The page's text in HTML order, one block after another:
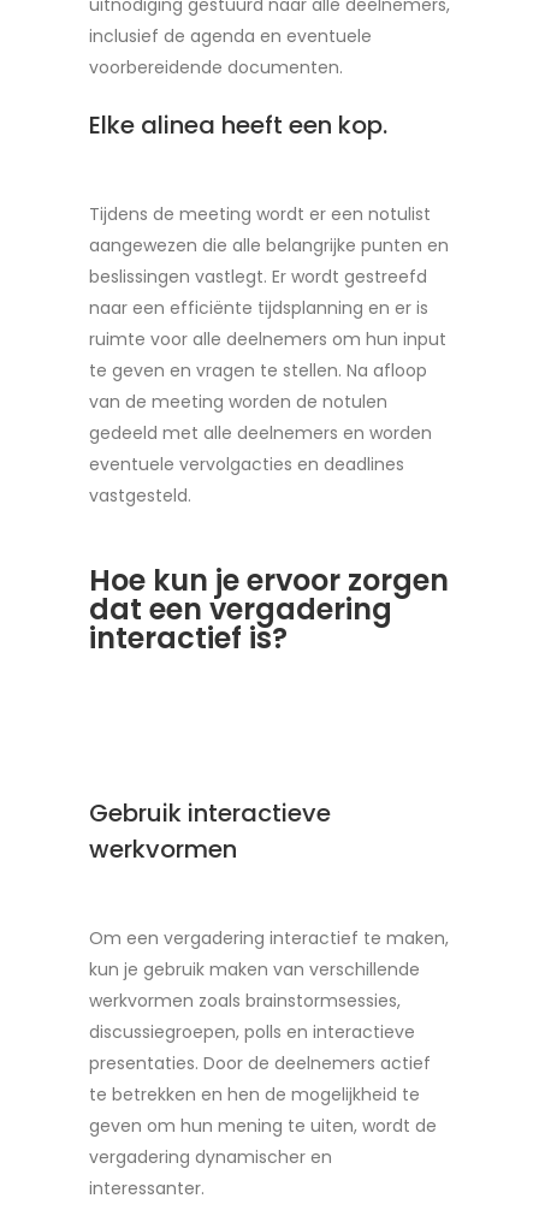
uitnodiging gestuurd naar alle deelnemers,
inclusief de agenda en eventuele
voorbereidende documenten.
Elke alinea heeft een kop.
Tijdens de meeting wordt er een notulist
aangewezen die alle belangrijke punten en
beslissingen vastlegt. Er wordt gestreefd
naar een efficiënte tijdsplanning en er is
ruimte voor alle deelnemers om hun input
te geven en vragen te stellen. Na afloop
van de meeting worden de notulen
gedeeld met alle deelnemers en worden
eventuele vervolgacties en deadlines
vastgesteld.
Hoe kun je ervoor zorgen
dat een vergadering
interactief is?
Gebruik interactieve
werkvormen
Om een vergadering interactief te maken,
kun je gebruik maken van verschillende
werkvormen zoals brainstormsessies,
discussiegroepen, polls en interactieve
presentaties. Door de deelnemers actief
te betrekken en hen de mogelijkheid te
geven om hun mening te uiten, wordt de
vergadering dynamischer en
interessanter.